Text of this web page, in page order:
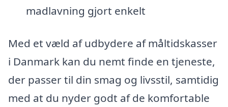
madlavning gjort enkelt
Med et væld af udbydere af måltidskasser
i Danmark kan du nemt finde en tjeneste,
der passer til din smag og livsstil, samtidig
med at du nyder godt af de komfortable